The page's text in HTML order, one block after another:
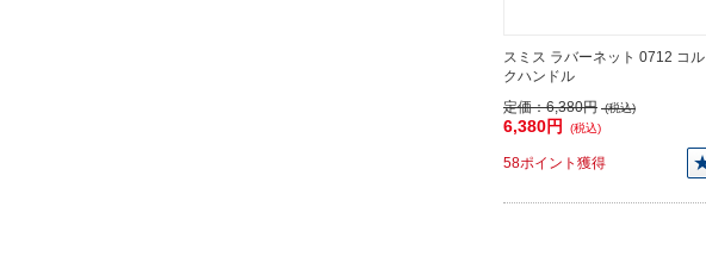
スミス ラバーネット 0712 コル
クハンドル
定価：6,380円 (税込)
6,380円 (税込)
58ポイント獲得